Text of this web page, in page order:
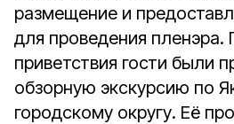
размещение и
для проведения пленэра.
приветствия гости были
обзорную экскурсию по
городскому округу. Её